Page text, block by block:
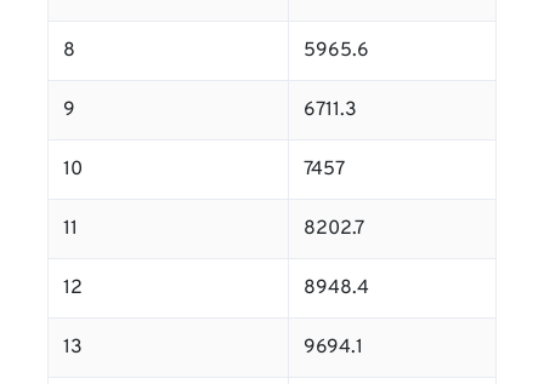
8 5965.6
9 6711.3
10 7457
11 8202.7
12 8948.4
13 9694.1